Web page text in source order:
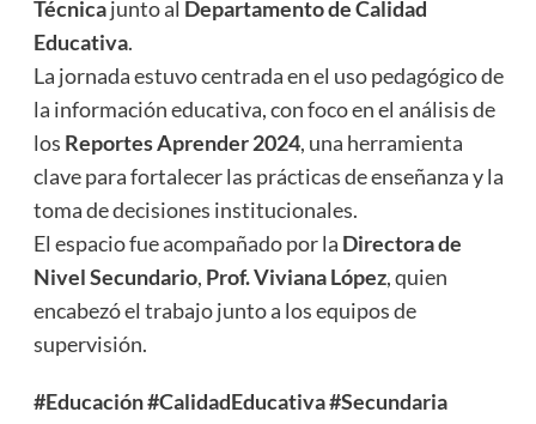
Técnicajunto al Departamento de Calidad
Educativa.
La jornada estuvo centrada en el uso pedagógico de
la información educativa, con foco en el análisis de
los Reportes Aprender 2024, una herramienta
clave para fortalecer las prácticas de enseñanza y la
toma de decisiones institucionales.
El espacio fue acompañado por la Directora de
Nivel Secundario, Prof. Viviana López, quien
encabezó el trabajo junto a los equipos de
supervisión.
#Educación#CalidadEducativa#Secundaria